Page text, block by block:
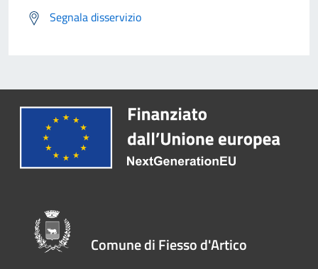
Segnala disservizio
Comune di Fiesso d'Artico